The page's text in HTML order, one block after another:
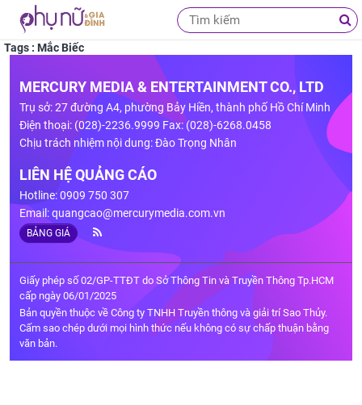
Tags : Mắc Biếc
MERCURY MEDIA & ENTERTAINMENT CO., LTD
Trụ sở: 27 đường A4, phường Bảy Hiền, thành phố Hồ Chí Minh
Điện thoại: (028)-2236.9999 Fax: (028)-6268.0458
Chịu trách nhiệm nội dung: Đào Trọng Nhân
LIÊN HỆ QUẢNG CÁO
Hotline: 0909 750 307
Email:quangcao@mercurymedia.com.vn
BẢNG GIÁ
Giấy phép số 02/GP-TTĐT do Sở Thông Tin và Truyền Thông Tp.HCM
cấp ngày 06/01/2025
Bản quyền thuộc về Công ty TNHH Truyền thông và giải trí Sao Thủy.
Cấm sao chép dưới mọi hình thức nếu không có sự chấp thuận bằng
văn bản.